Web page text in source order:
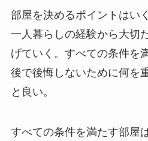
部屋を決めるポイントはい
一人暮らしの経験から大切
げていく。すべての条件を
後で後悔しないために何を
と良い。
すべての条件を満たす部屋